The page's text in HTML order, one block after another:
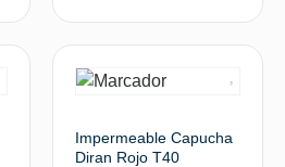
Impermeable Capucha
Diran Rojo T40